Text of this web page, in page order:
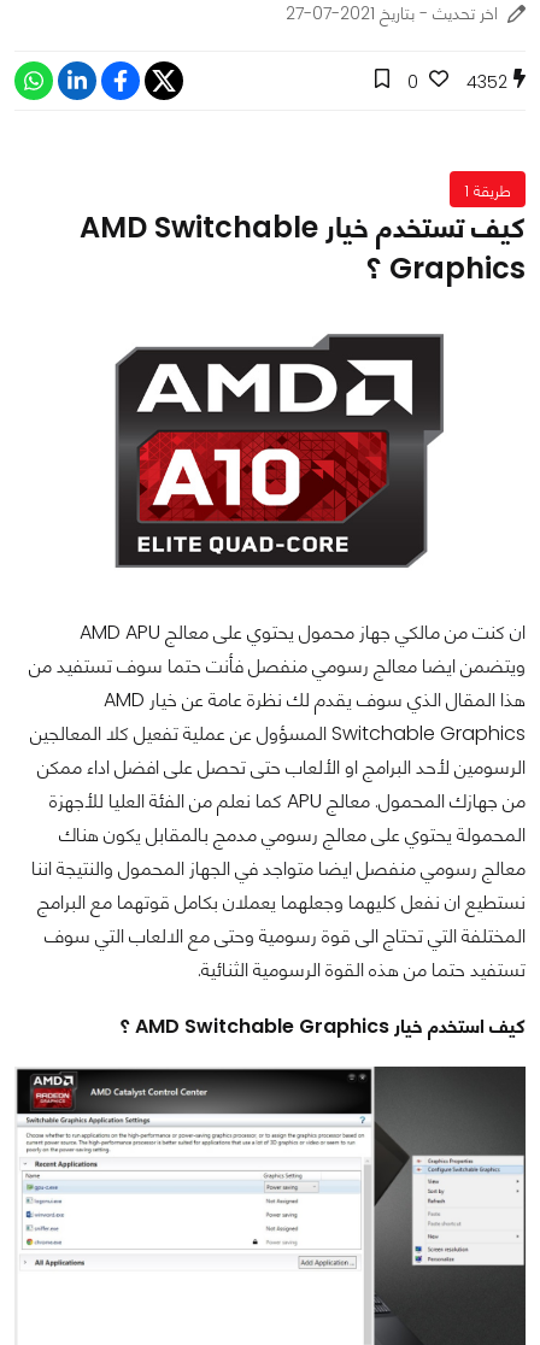
اخر تحديث - بتاريخ 2021-07-27
4352
0
طريقة 1
كيف تستخدم خيار AMD Switchable
Graphics ؟
ان كنت من مالكي جهاز محمول يحتوي على معالج AMD APU
ويتضمن ايضا معالج رسومي منفصل فأنت حتما سوف تستفيد من
هذا المقال الذي سوف يقدم لك نظرة عامة عن خيار AMD
Switchable Graphics المسؤول عن عملية تفعيل كلا المعالجين
الرسومين لأحد البرامج او الألعاب حتى تحصل على افضل اداء ممكن
من جهازك المحمول. معالج APU كما نعلم من الفئة العليا للأجهزة
المحمولة يحتوي على معالج رسومي مدمج بالمقابل يكون هناك
معالج رسومي منفصل ايضا متواجد في الجهاز المحمول والنتيجة اننا
نستطيع ان نفعل كليهما وجعلهما يعملان بكامل قوتهما مع البرامج
المختلفة التي تحتاج الى قوة رسومية وحتى مع الالعاب التي سوف
تستفيد حتما من هذه القوة الرسومية الثنائية.
كيف استخدم خيار AMD Switchable Graphics ؟